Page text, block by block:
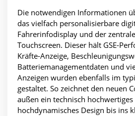
Die notwendigen Informationen
das vielfach personalisierbare
Fahrerinfodisplay und der
Touchscreen. Dieser hält GSE-
Kräfte-Anzeige,
Batteriemanagementdaten und
Anzeigen wurden ebenfalls im
gestaltet. So zeichnet den neuen
außen ein technisch hochwertiges
hochdynamisches Design bis ins